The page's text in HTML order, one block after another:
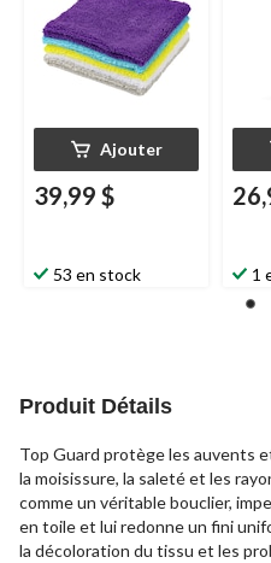
Ajouter
39,99 $
53 en stock 1
Produit Détails
Top Guard protège les auvents
la moisissure, la saleté et les
comme un véritable bouclier,
en toile et lui redonne un fini
la décoloration du tissu et les